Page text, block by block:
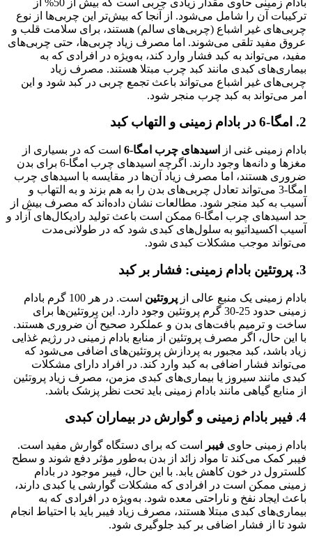
ترکیبات آن را شامل می‌شود. از آنجا که بیش‌تر این چربی‌ها از نوع
چربی‌های غیر اشباع (چربی‌های سالم) هستند، برای سلامت قلب و
عروق مفید تلقی می‌شوند. اما مصرف زیاد چربی‌ها، حتی چربی‌های
مفید، می‌تواند به کبد فشار وارد کند، به‌ویژه در افرادی که به
بیماری‌های کبدی مانند کبد چرب مبتلا هستند. مصرف زیاد
چربی‌های غیر اشباع می‌تواند باعث تجمع چربی در کبد شود و این
امر می‌تواند به کبد چرب منجر شود.
2. امگا-6 در بادام زمینی و التهاب کبد
بادام زمینی غنی از اسیدهای چرب امگا-6
است که در بسیاری از
مغزها و دانه‌ها وجود دارند. اگرچه اسیدهای چرب امگا-6 برای بدن
ضروری هستند، اما مصرف زیاد آن‌ها در مقایسه با اسیدهای چرب
امگا-3 می‌تواند تعادل چربی‌های بدن را به هم بزند و به التهاب و
آسیب به کبد منجر شود. مطالعات نشان داده‌اند که مصرف بیش از
حد اسیدهای چرب امگا-6 ممکن است باعث تولید رادیکال‌های آزاد و
آسیب اکسیداتیو به سلول‌های کبدی شود که در طولانی‌مدت
می‌تواند موجب مشکلات کبدی شود.
3. پروتئین بادام زمینی: فشار بر کبد
بادام زمینی یک منبع عالی از پروتئین
است. در هر 100 گرم بادام
زمینی حدود 25-30 گرم پروتئین وجود دارد. این پروتئین‌ها برای
ساخت و ترمیم بافت‌های بدن و عملکرد صحیح آن ضروری هستند.
با این حال، اگر مصرف پروتئین از منابع بادام زمینی در رژیم غذایی
زیاد باشد، کبد مجبور به پردازش پروتئین‌های اضافی می‌شود که
می‌تواند فشار اضافی به کبد وارد کند. در افراد دارای مشکلات
کبدی مانند سیروز یا بیماری‌های کبدی مزمن، مصرف زیاد پروتئین
از منابع گیاهی مانند بادام زمینی باید تحت نظر پزشک باشد.
4. فیبر بادام زمینی و گوارش در بیماران کبدی
بادام زمینی حاوی فیبر
است که برای دستگاه گوارش مفید است.
فیبر کمک می‌کند تا مواد زائد از بدن به‌طور مؤثر دفع شوند و سطح
کلسترول در خون کاهش یابد. با این حال، فیبر موجود در بادام
زمینی ممکن است در افرادی که مشکلات گوارشی یا کبدی دارند،
باعث ایجاد نفخ و ناراحتی معده شود. به‌ویژه در افرادی که به
بیماری‌های کبدی مبتلا هستند، مصرف زیاد فیبر باید با احتیاط انجام
شود تا از فشار اضافی بر کبد جلوگیری شود.